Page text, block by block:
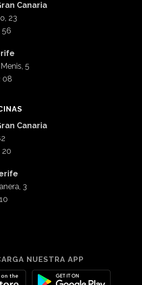
Canaria
23
56
5
08
Canaria
20
3
NUESTRA APP